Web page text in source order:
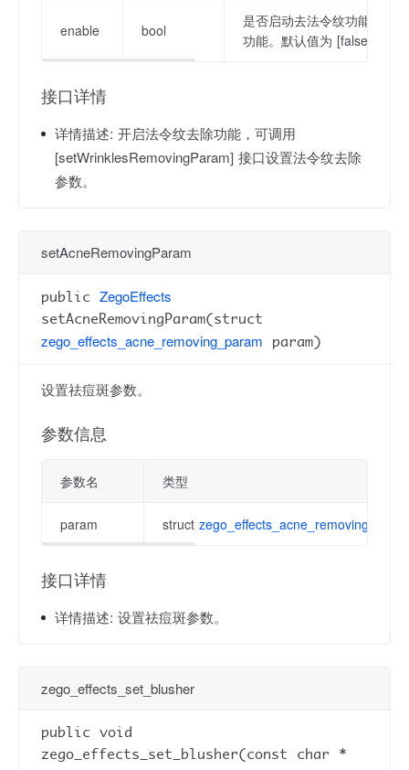
enable bool
是否启动去法令纹功能；
功能。默认值为 [false]。
接口详情
详情描述: 开启法令纹去除功能，可调用
[setWrinklesRemovingParam] 接口设置法令纹去除
参数。
setAcneRemovingParam
public ZegoEffects
setAcneRemovingParam(struct
zego_effects_acne_removing_param param)
设置祛痘斑参数。
参数信息
参数名 类型
param struct
接口详情
详情描述: 设置祛痘斑参数。
zego_effects_set_blusher
public void
zego_effects_set_blusher(const char *